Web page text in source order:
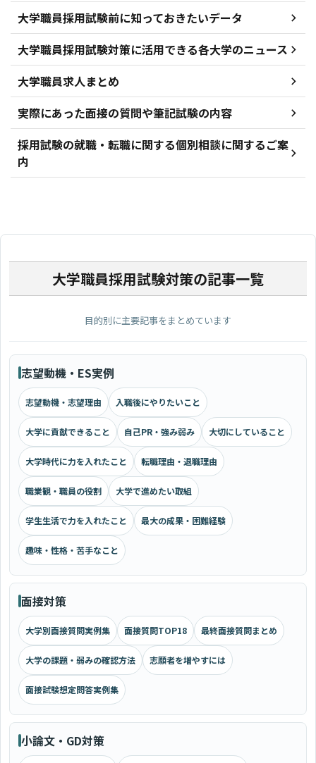
大学職員採用試験前に知っておきたいデータ
大学職員採用試験対策に活用できる各大学のニュース
大学職員求人まとめ
実際にあった面接の質問や筆記試験の内容
採用試験の就職・転職に関する個別相談に関するご案
内
大学職員採用試験対策の記事一覧
目的別に主要記事をまとめています
志望動機・ES実例
志望動機・志望理由 入職後にやりたいこと
大学に貢献できること 自己PR・強み弱み 大切にしていること
大学時代に力を入れたこと 転職理由・退職理由
職業観・職員の役割 大学で進めたい取組
学生生活で力を入れたこと 最大の成果・困難経験
趣味・性格・苦手なこと
面接対策
大学別面接質問実例集 面接質問TOP18 最終面接質問まとめ
大学の課題・弱みの確認方法 志願者を増やすには
面接試験想定問答実例集
小論文・GD対策